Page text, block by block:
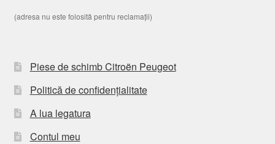
(adresa nu este folosită pentru reclamații)
Piese de schimb Citroën Peugeot
Politică de confidențialitate
A lua legatura
Contul meu